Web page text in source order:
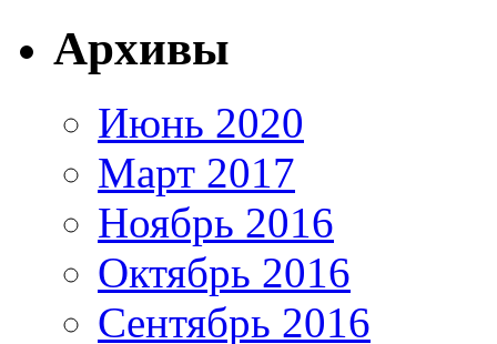
Архивы
Июнь 2020
Март 2017
Ноябрь 2016
Октябрь 2016
Сентябрь 2016